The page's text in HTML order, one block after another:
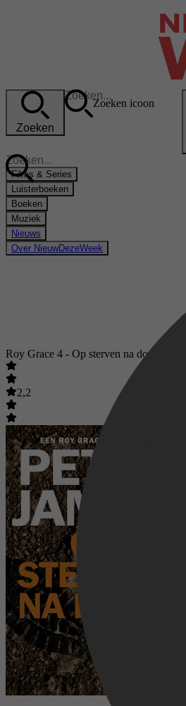
Zoeken
Zoeken icoon
Films & Series
Luisterboeken
Boeken
Muziek
Nieuws
Over NieuwDezeWeek
Roy Grace 4 - Op sterven na dood
2,2